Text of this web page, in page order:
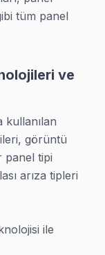
işlem
Hisense
kapsamlı test
ve bakım
ve Ekran
ve bakım
tüm panel
ve
kullanılan
görüntü
panel tipi
arıza tipleri
ile